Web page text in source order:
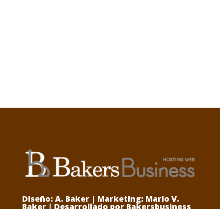
Diseño: A. Baker | Marketing: Mario V.
Baker | Desarrollado por Bakersbusiness